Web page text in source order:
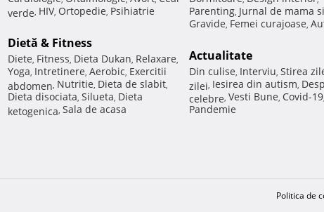
verde, HIV, Ortopedie, Psihiatrie
Dietă & Fitness
Diete, Fitness, Dieta Dukan, Relaxare,
Yoga, Intretinere, Aerobic, Exercitii
abdomen, Nutritie, Dieta de slabit,
Dieta disociata, Silueta, Dieta
ketogenica, Sala de acasa
Parenting, Jurnal de mama
Gravide, Femei curajoase,
Actualitate
Din culise, Interviu, Stirea
zilei, Iesirea din autism,
celebre, Vesti Bune, Covid-19,
Pandemie
Politica de